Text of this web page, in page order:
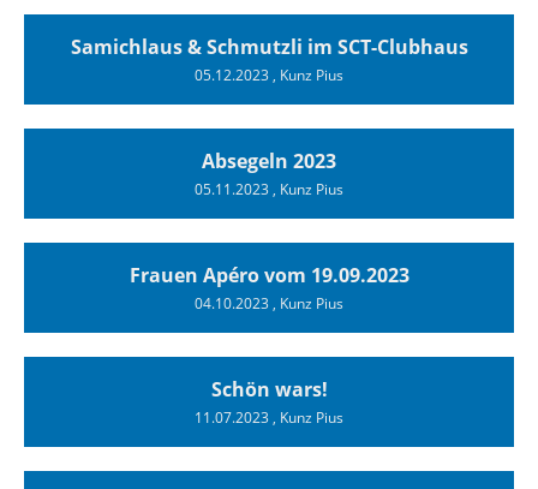
Samichlaus & Schmutzli im SCT-Clubhaus
05.12.2023, Kunz Pius
Absegeln 2023
05.11.2023, Kunz Pius
Frauen Apéro vom 19.09.2023
04.10.2023, Kunz Pius
Schön wars!
11.07.2023, Kunz Pius